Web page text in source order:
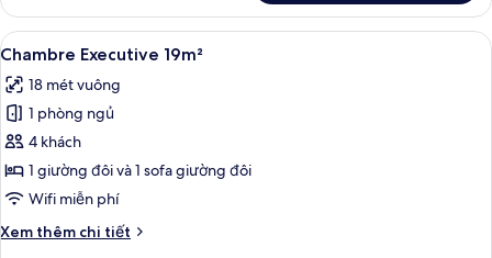
Petite
Chambre
Familiale
Xem
tất
cả
ảnh
Chambre
Executive
19m²
Chambre Executive 19m² | Bộ đồ
8
Chambre Executive 19m²
18 mét vuông
1 phòng ngủ
4 khách
1 giường đôi và 1 sofa giường đôi
Wifi miễn phí
Xem thêm chi tiết
Chi